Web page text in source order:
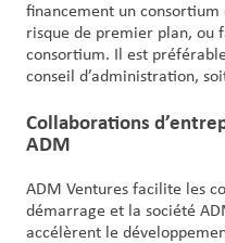
financement un consortium
risque de premier plan, ou
consortium. Il est
conseil d’administration,
Collaborations
ADM
ADM Ventures facilite les
démarrage et la société
accélèrent le